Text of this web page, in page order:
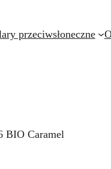
przeciwsłoneczne
BIO Caramel